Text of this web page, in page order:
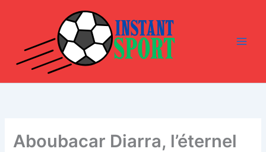
Aboubacar Diarra, l’éternel